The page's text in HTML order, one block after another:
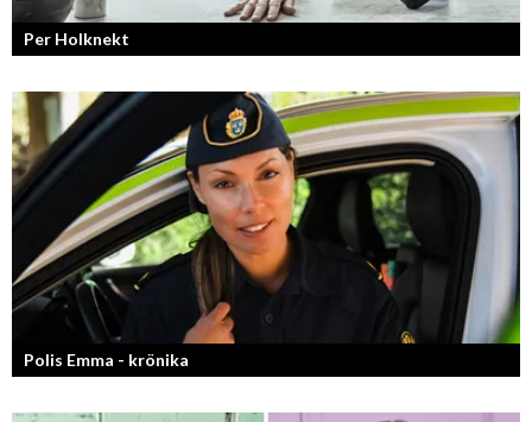
Per Holknekt
Från brädan till scenen
Polis Emma - krönika